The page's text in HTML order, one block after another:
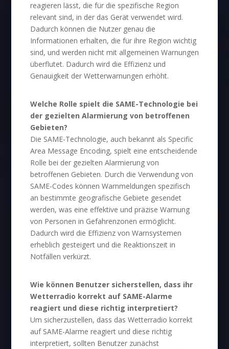
reagieren lässt, die für die spezifische Region
relevant sind, in der das Gerät verwendet wird.
Dadurch können die Nutzer genau die
Informationen erhalten, die für ihre Region wichtig
sind, und werden nicht mit allgemeinen Warnungen
überflutet. Dadurch wird die Effizienz und
Genauigkeit der Wetterwarnungen erhöht.
Welche Rolle spielt die SAME-Technologie bei
der gezielten Alarmierung von betroffenen
Gebieten?
Die SAME-Technologie, auch bekannt als Specific
Area Message Encoding, spielt eine entscheidende
Rolle bei der gezielten Alarmierung von
betroffenen Gebieten. Durch die Verwendung von
SAME-Codes können Warnmeldungen spezifisch
an bestimmte geografische Gebiete gesendet
werden, was eine effektive und präzise Warnung
von Personen in Gefahrenzonen ermöglicht.
Dadurch wird die Effizienz von Warnsystemen
erheblich gesteigert und die Reaktionszeit in
Notfällen verkürzt.
Wie können Benutzer sicherstellen, dass ihr
Wetterradio korrekt auf SAME-Alarme
reagiert und diese richtig interpretiert?
Um sicherzustellen, dass das Wetterradio korrekt
auf SAME-Alarme reagiert und diese richtig
interpretiert, sollten Benutzer zunächst